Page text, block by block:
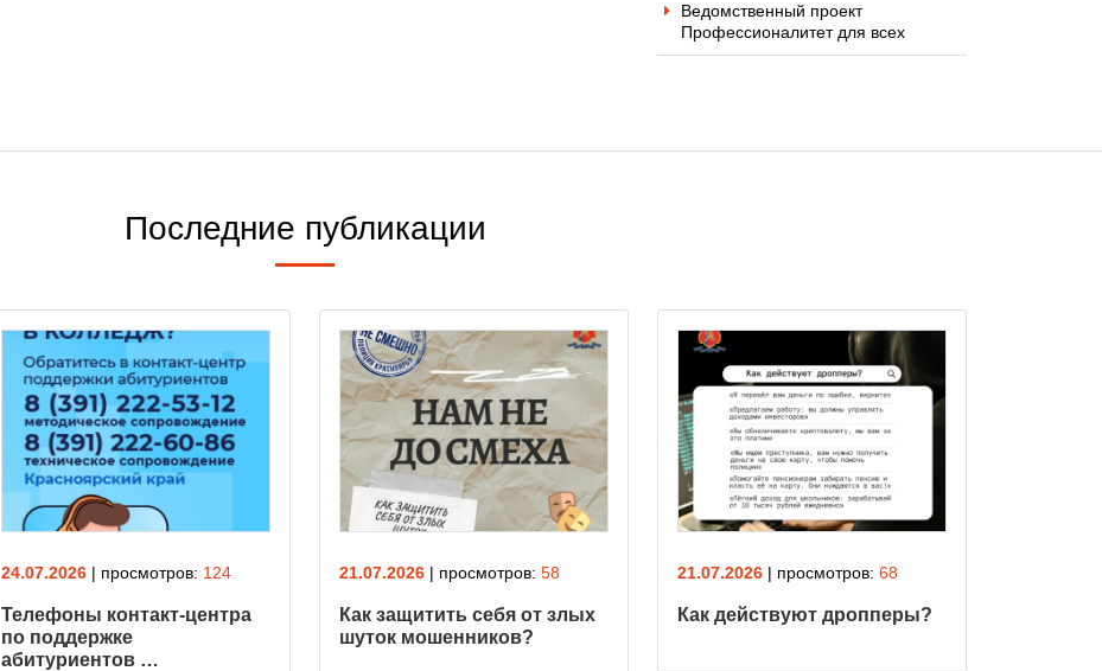
Ведомственный проект
Профессионалитет для всех
Последние публикации
24.07.2026 | просмотров: 124
Телефоны кoнтакт-центра
по поддержке
абитуриентов …
21.07.2026 | просмотров: 58
Как защитить себя от злых
шуток мошенников?
21.07.2026 | просмотров: 68
Как действуют дропперы?